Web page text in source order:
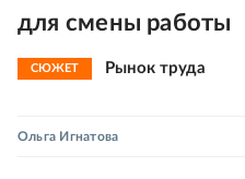
для смены работы
СЮЖЕТ Рынок труда
Ольга Игнатова